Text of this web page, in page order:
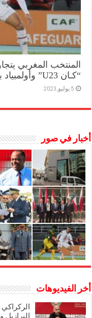
المنتخب المغربي
“كـان U23” وأولمبياد باريس
5 يوليو,2023
أخبار في صور
أخر الفيديوهات
البرازيل